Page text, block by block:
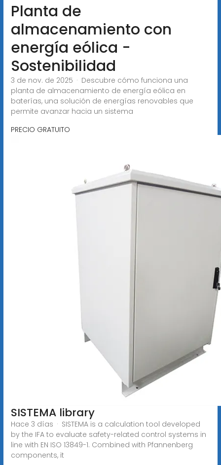
Planta de
almacenamiento con
energía eólica -
Sostenibilidad
3 de nov. de 2025 · Descubre cómo funciona una
planta de almacenamiento de energía eólica en
baterías, una solución de energías renovables que
permite avanzar hacia un sistema
PRECIO GRATUITO
SISTEMA library
Hace 3 días · SISTEMA is a calculation tool developed
by the IFA to evaluate safety-related control systems in
line with EN ISO 13849-1. Combined with Pfannenberg
components, it